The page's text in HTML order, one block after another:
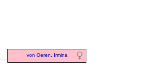
von Oeren, Irmina